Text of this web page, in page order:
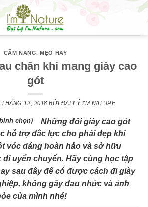
CẨM NANG,MẸO HAY
chân khi mang giày cao
gót
THÁNG 12, 2018 BỞI ĐẠI LÝ I'M NATURE
chọn)
Những đôi giày cao gót
hỗ trợ đắc lực cho phái đẹp khi
vóc dáng hoàn hảo và sở hữu
uyển chuyển. Hãy cùng học tập
sau đây để có được cách đi giày
không gây đau nhức và ảnh
của mình nhé!